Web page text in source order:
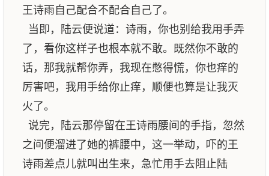
王诗雨自己配合不配合自己了。
当即，陆云便说道：诗雨，你也别给我用手弄
了，看你这样子也根本就不敢。既然你不敢的
话，那我就帮你弄，我现在憋得慌，你也痒的
厉害吧，我用手给你止痒，顺便也算是让我灭
火了。
说完，陆云那停留在王诗雨腰间的手指，忽然
之间便溜进了她的裤腰中，这一举动，吓的王
诗雨差点儿就叫出生来，急忙用手去阻止陆